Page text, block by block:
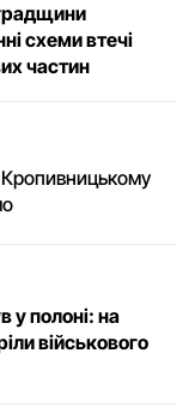
схеми втечі
частин
Кропивницькому
у полоні: на
військового